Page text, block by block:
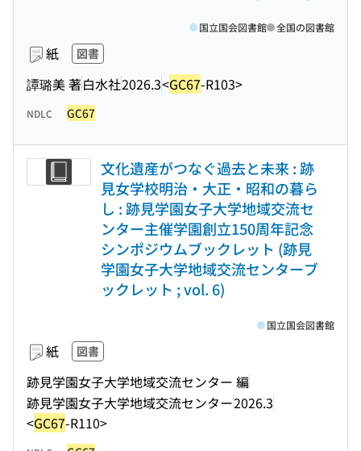
紙 図書
譚璐美 著白水社2026.3<GC67-R103>
国立国会図書館 全国の図書館
NDLC GC67
文化遺産がつなぐ過去と未来 : 跡
見女学校明治・大正・昭和の暮ら
し : 跡見学園女子大学地域交流セ
ンター主催学園創立150周年記念
シンポジウムブックレット (跡見
学園女子大学地域交流センターブ
ックレット ; vol. 6)
紙 図書
跡見学園女子大学地域交流センター 編
跡見学園女子大学地域交流センター2026.3
<GC67-R110>
国立国会図書館